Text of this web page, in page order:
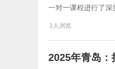
一对一课程进行了深
1人浏览
​​2025年青岛：